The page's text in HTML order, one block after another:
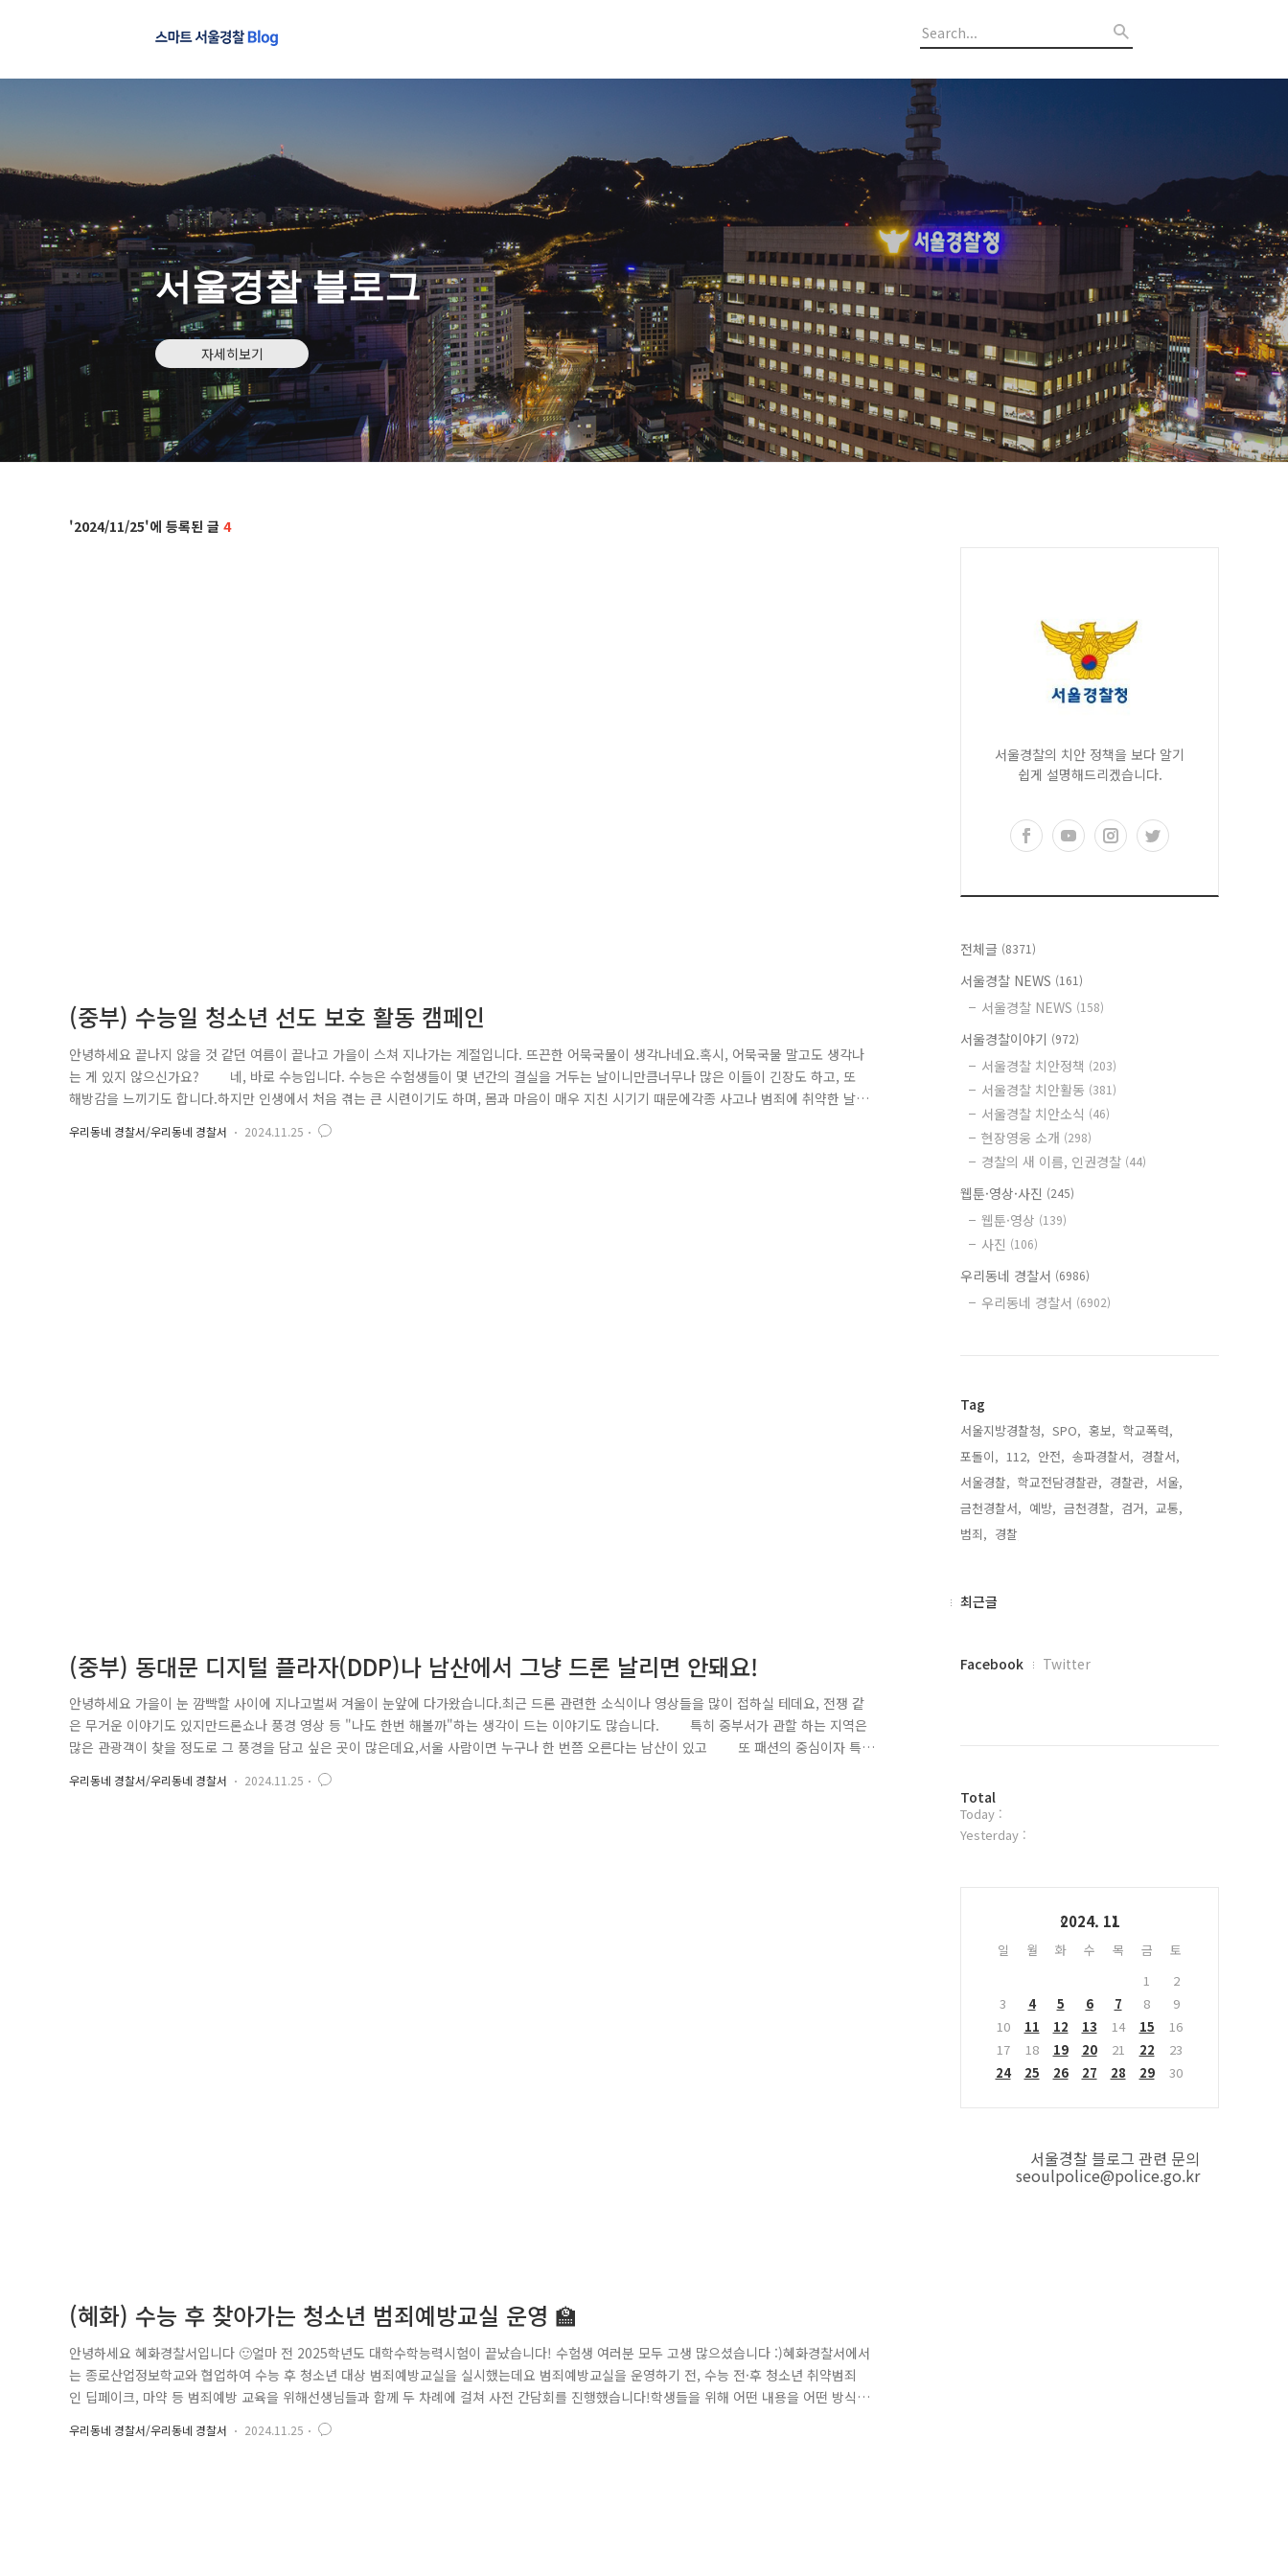
서울경찰 블로그
자세히보기
2024/11/25 4
(중부) 수능일 청소년 선도 보호 활동 캠페인
안녕하세요 끝나지 않을 것 같던 여름이 끝나고 가을이 스쳐 지나가는 계절입니다. 뜨끈한 어묵국물이 생각나네요.혹시, 어묵국물 말고도 생각나
는 게 있지 않으신가요? 네, 바로 수능입니다. 수능은 수험생들이 몇 년간의 결실을 거두는 날이니만큼너무나 많은 이들이 긴장도 하고, 또
해방감을 느끼기도 합니다.하지만 인생에서 처음 겪는 큰 시련이기도 하며, 몸과 마음이 매우 지친 시기기 때문에각종 사고나 범죄에 취약한 날
이기도 합니다. 그래서 중부경찰서는 수능날에 맞춰 청소년 선도 보호 활동을 진행하였습니다.수능 당일 관내 고등학교에 직접 나와 시험을
마치고 귀가하는 수험생들에게수고했다고 격려도 하고 비행 예방 홍보물을 전달해 주는 활동인데요, 시험을 못 봤다며 울고 있는 학생..
우리동네 경찰서/우리동네 경찰서 2024.11.25
(중부) 동대문 디지털 플라자(DDP)나 남산에서 그냥 드론 날리면 안돼요!
안녕하세요 가을이 눈 깜빡할 사이에 지나고벌써 겨울이 눈앞에 다가왔습니다.최근 드론 관련한 소식이나 영상들을 많이 접하실 테데요, 전쟁 같
은 무거운 이야기도 있지만드론쇼나 풍경 영상 등 "나도 한번 해볼까"하는 생각이 드는 이야기도 많습니다. 특히 중부서가 관할 하는 지역은
많은 관광객이 찾을 정도로 그 풍경을 담고 싶은 곳이 많은데요,서울 사람이면 누구나 한 번쯤 오른다는 남산이 있고 또 패션의 중심이자 특
이한 디자인으로 유명한 동대문 디지털 플라자(DDP)도 있습니다. 하지만 이곳들은 비행금지구역에 해당하여 비행승인을 받지 않고 날릴 경
우 항공안전법상 161조 4항에 의거하여 500만 원 이하의 벌금을 받을 수 있으며,만약 항공촬영 시 군시설이 촬영될 경우 군사기..
우리동네 경찰서/우리동네 경찰서 2024.11.25
(혜화) 수능 후 찾아가는 청소년 범죄예방교실 운영 🏫
안녕하세요 혜화경찰서입니다 🙂얼마 전 2025학년도 대학수학능력시험이 끝났습니다! 수험생 여러분 모두 고생 많으셨습니다 :)혜화경찰서에서
는 종로산업정보학교와 협업하여 수능 후 청소년 대상 범죄예방교실을 실시했는데요 범죄예방교실을 운영하기 전, 수능 전·후 청소년 취약범죄
인 딥페이크, 마약 등 범죄예방 교육을 위해선생님들과 함께 두 차례에 걸쳐 사전 간담회를 진행했습니다!학생들을 위해 어떤 내용을 어떤 방식
으로 교육해야 할지 끊임없이 고민하는 시간을 가졌습니다. 사이버 도박, 마약, 딥페이크 관련 범죄예방홍보물을 제작하여교내 시설물과 교실 등
총 30학급에 부착하여 경각심을 기르고 학교 내외부 골목길 등 청소년 일탈 우려장소에 설치된 시설물을 점검하며취약지역을 발굴하..
우리동네 경찰서/우리동네 경찰서 2024.11.25
서울경찰의 치안 정책을 보다 알기
쉽게 설명해드리겠습니다.
전체글 (8371)
서울경찰 NEWS (161)
서울경찰 NEWS (158)
서울경찰이야기 (972)
서울경찰 치안정책 (203)
서울경찰 치안활동 (381)
서울경찰 치안소식 (46)
현장영웅 소개 (298)
경찰의 새 이름, 인권경찰 (44)
웹툰·영상·사진 (245)
웹툰·영상 (139)
사진 (106)
우리동네 경찰서 (6986)
우리동네 경찰서 (6902)
Tag
서울지방경찰청, SPO, 홍보, 학교폭력,
포돌이, 112, 안전, 송파경찰서, 경찰서,
서울경찰, 학교전담경찰관, 경찰관, 서울,
금천경찰서, 예방, 금천경찰, 검거, 교통,
범죄, 경찰,
최
최근글
페
플
러
그
Facebook Twitter
방
문
자
Total
Today :
Yesterday :
2024. 11
일 월 화 수 목 금
토
1
2
3
4 5 6 7 8
9
10
11 12 13 14 15
16
17
18 19 20 21 22
23
24
25 26 27 28 29 30
서울경찰 블로그 관련 문의
seoulpolice@police.go.kr